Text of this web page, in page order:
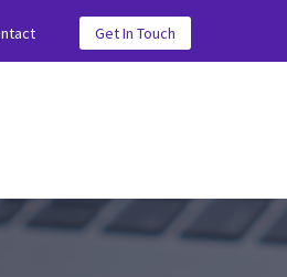
Get In Touch